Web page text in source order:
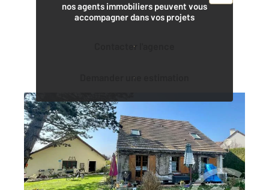
nos agents immobiliers peuvent vous
accompagner dans vos projets
Contacter l'agence
Demander une estimation
ST MARD 77
120 m2, 5 pièces
Ref : 8751
Maison à vendre
318 000 €